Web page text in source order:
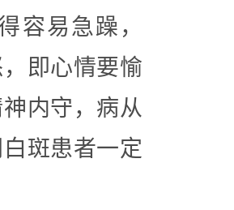
容易急躁，
即心情要愉
内守，病从
斑患者一定